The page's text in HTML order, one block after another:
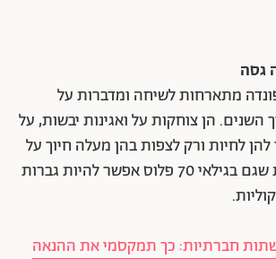
גסה
פונדה מתארחות לשיחה ומדברות על
השנים. הן צוחקות על ואגינות יבשות, על
לחיות ורק לצפות בהן מעלה חיוך על
הפנים. כיף לראות שגם בגילאי 70 פלוס אפשר להיות גברות
חברתיות: כך תמקסמי את ההנאה